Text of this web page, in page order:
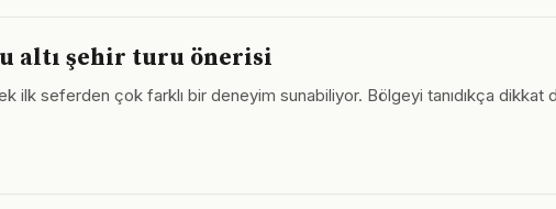
altı şehir turu önerisi
ilk seferden çok farklı bir deneyim sunabiliyor. Bölgeyi tanıdıkça dikkat